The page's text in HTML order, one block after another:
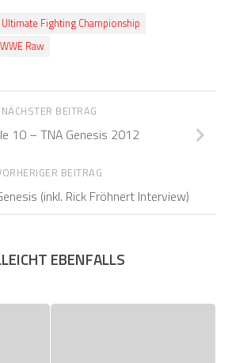
Fighting Championship
WWE Raw
NÄCHSTER BEITRAG
10 – TNA Genesis 2012
BEITRAG
(inkl. Rick Fröhnert Interview)
EBENFALLS